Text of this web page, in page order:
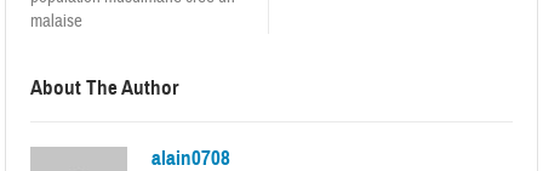
malaise
About The Author
alain0708